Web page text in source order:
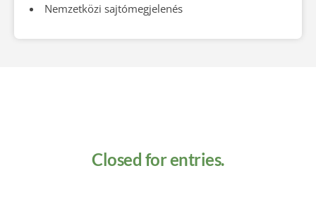
Nemzetközi sajtómegjelenés
Closed for entries.